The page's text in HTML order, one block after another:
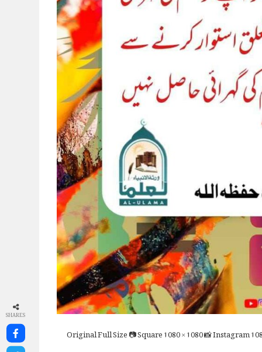
Full Size📷 Square1080 × 1080📸 Instagram
SHARES